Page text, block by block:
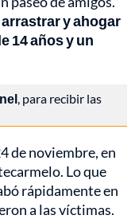
y ahogar
14 años y un
, para recibir las
de noviembre, en
Lo que
rápidamente en
a las víctimas.